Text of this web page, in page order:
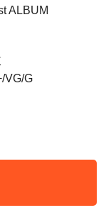
ALBUM
VG/G